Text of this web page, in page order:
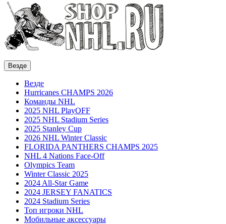
Везде
Везде
Hurricanes CHAMPS 2026
Команды NHL
2025 NHL PlayOFF
2025 NHL Stadium Series
2025 Stanley Cup
2026 NHL Winter Classic
FLORIDA PANTHERS CHAMPS 2025
NHL 4 Nations Face-Off
Olympics Team
Winter Classic 2025
2024 All-Star Game
2024 JERSEY FANATICS
2024 Stadium Series
Топ игроки NHL
Мобильные аксессуары